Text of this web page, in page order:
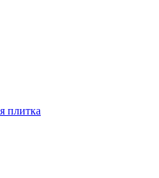
плитка